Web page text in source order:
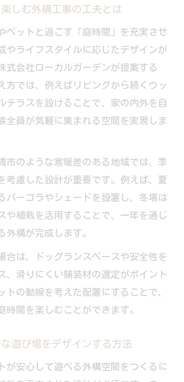
しむ外構工事の工夫とは
ペットと過ごす「庭時間」を充実させ
やライフスタイルに応じたデザインが
式会社ローカルガーデンが提案する
方では、例えばリビングから続くウッ
テラスを設けることで、家の内外を自
全員が気軽に集まれる空間を実現しま
市のような寒暖差のある地域では、季
考慮した設計が重要です。例えば、夏
パーゴラやシェードを設置し、冬場は
や植栽を活用することで、一年を通じ
外構が完成します。
合は、ドッグランスペースや安全性を
、滑りにくい舗装材の選定がポイント
トの動線を考えた配置にすることで、
時間を楽しむことができます。
遊び場をデザインする方法
が安心して遊べる外構空間をつくるに